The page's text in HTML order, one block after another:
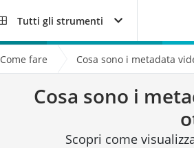
Tutti gli strumenti
Come fare Cosa sono i metadata
Cosa sono i
Scopri come